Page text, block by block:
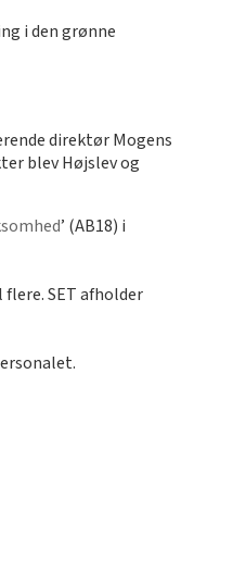
i den grønne
direktør Mogens
blev Højslev og
’ (AB18) i
SET afholder